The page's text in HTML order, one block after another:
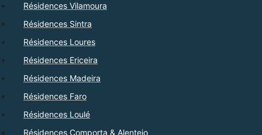
Résidences Vilamoura
Résidences Sintra
Résidences Loures
Résidences Ericeira
Résidences Madeira
Résidences Faro
Résidences Loulé
Résidences Comporta & Alentejo